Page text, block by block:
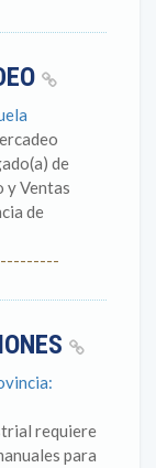
de
y Ventas
de
requiere
para